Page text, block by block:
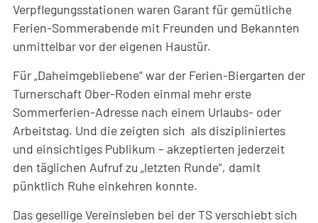
Verpflegungsstationen waren Garant für gemütliche
Ferien-Sommerabende mit Freunden und Bekannten
unmittelbar vor der eigenen Haustür.
Für „Daheimgebliebene“ war der Ferien-Biergarten der
Turnerschaft Ober-Roden einmal mehr erste
Sommerferien-Adresse nach einem Urlaubs- oder
Arbeitstag. Und die zeigten sich als diszipliniertes
und einsichtiges Publikum – akzeptierten jederzeit
den täglichen Aufruf zu „letzten Runde“, damit
pünktlich Ruhe einkehren konnte.
Das gesellige Vereinsleben bei der TS verschiebt sich